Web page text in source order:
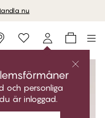
nu
och personliga
är inloggad.